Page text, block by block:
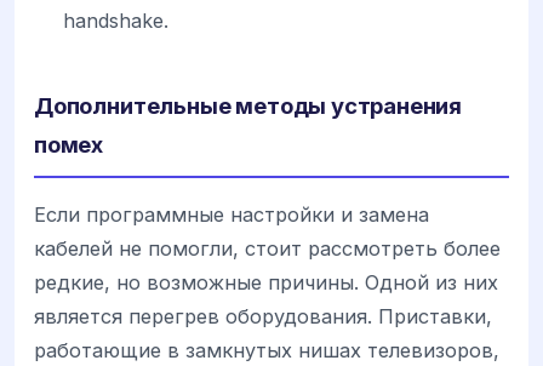
handshake.
Дополнительные методы устранения
помех
Если программные настройки и замена
кабелей не помогли, стоит рассмотреть более
редкие, но возможные причины. Одной из них
является перегрев оборудования. Приставки,
работающие в замкнутых нишах телевизоров,